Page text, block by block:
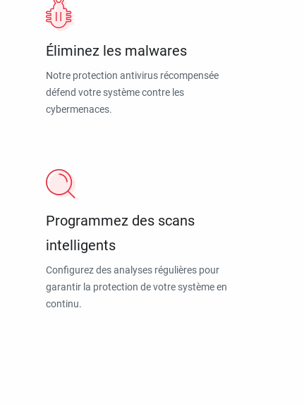
Éliminez les malwares
Notre protection antivirus récompensée
défend votre système contre les
cybermenaces.
Programmez des scans
intelligents
Configurez des analyses régulières pour
garantir la protection de votre système en
continu.